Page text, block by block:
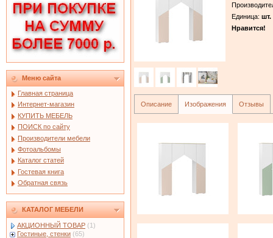
Меню сайта
Главная страница
Интернет-магазин
КУПИТЬ МЕБЕЛЬ
ПОИСК по сайту
Производители мебели
Фотоальбомы
Каталог статей
Гостевая книга
Обратная связь
КАТАЛОГ МЕБЕЛИ
АКЦИОННЫЙ ТОВАР (1)
Гостиные, стенки (65)
Единица: шт.
Нравится!
Описание Изображения Отзывы